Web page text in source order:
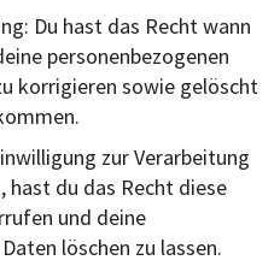
Du hast das Recht wann
personenbezogenen
korrigieren sowie gelöscht
zur Verarbeitung
hast du das Recht diese
und deine
löschen zu lassen.